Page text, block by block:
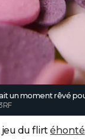
un moment rêvé
jeu du flirtéhonté